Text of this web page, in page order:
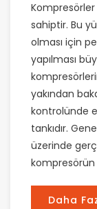
Kompresörler
sahiptir. Bu
olması için
yapılması
yakından
kontrolünde
tankıdır.
üzerinde
kompresörün
Daha